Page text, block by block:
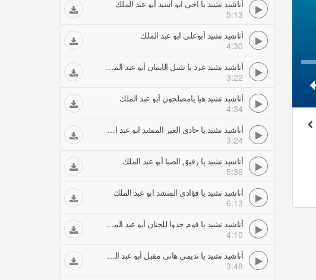
أناشيد نشيد يا اخي ابو أسيد أبو عبد الملك
5:13
أناشيد نشيد أبوعلي ابو عبد الملك
4:30
أناشيد نشيد غرد يا شبل الإيمان أبو عبد الملك
3:22
أناشيد نشيد هيا يامصلحون أبو عبد الملك
4:34
أناشيد نشيد يا حادي العير المنشد ابو عبد الملك
3:24
أناشيد نشيد يا رفيق الصبا أبو عبد الملك
5:36
أناشيد نشيد يا فؤادي المنشد ابو عبد الملك
6:13
أناشيد نشيد يا قوم جدوا للجنان أبو عبد الملك
4:10
أناشيد نشيد يا نديمي هانى مقبل أبو عبد الملك أبو عبد العزيز
3:48